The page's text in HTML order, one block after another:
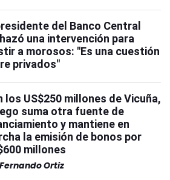
del Banco Central
una intervención para
a morosos: "Es una cuestión
privados"
los US$250 millones de Vicuña,
suma otra fuente de
y mantiene en
la emisión de bonos por
millones
Fernando Ortiz